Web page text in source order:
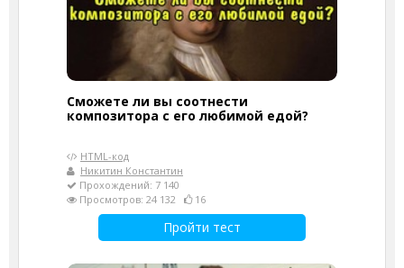
Сможете ли вы соотнести
композитора с его любимой едой?
HTML-код
Никитин Константин
Прохождений: 7 140
Просмотров: 24 132
16
Пройти тест